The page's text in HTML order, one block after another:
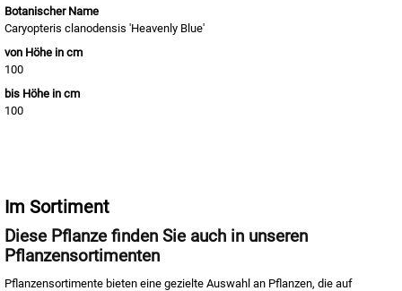
Botanischer Name
Caryopteris clanodensis 'Heavenly Blue'
von Höhe in cm
100
bis Höhe in cm
100
Im Sortiment
Diese Pflanze finden Sie auch in unseren
Pflanzensortimenten
Pflanzensortimente bieten eine gezielte Auswahl an Pflanzen, die auf